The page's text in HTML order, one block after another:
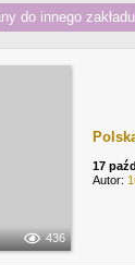
do innego
436
17
Autor: